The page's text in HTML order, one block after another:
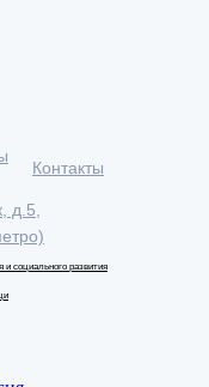
д.5,
Контакты
и социального развития